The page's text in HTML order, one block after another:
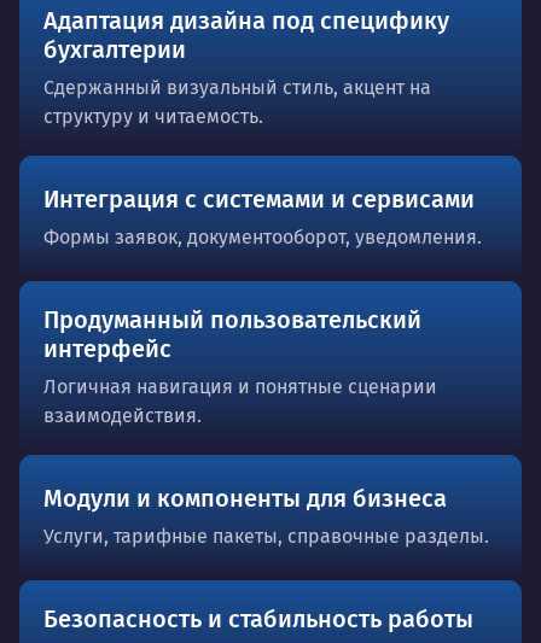
Адаптация дизайна под специфику
бухгалтерии
Сдержанный визуальный стиль, акцент на
структуру и читаемость.
Интеграция с системами и сервисами
Формы заявок, документооборот, уведомления.
Продуманный пользовательский
интерфейс
Логичная навигация и понятные сценарии
взаимодействия.
Модули и компоненты для бизнеса
Услуги, тарифные пакеты, справочные разделы.
Безопасность и стабильность работы